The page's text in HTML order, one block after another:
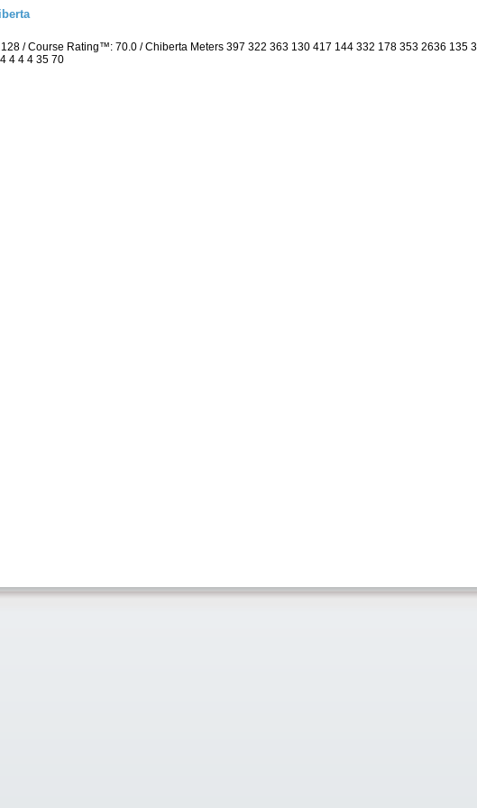
128 / Course Rating™: 70.0 / Chiberta Meters 397 322 363 130 417 144 332 178 353 2636 135
4 4 4 35 70